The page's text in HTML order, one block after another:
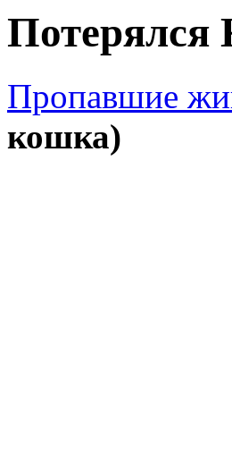
Потерялся
Пропавшие
кошка)